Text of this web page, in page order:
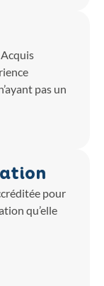
pas un
pour
qu’elle